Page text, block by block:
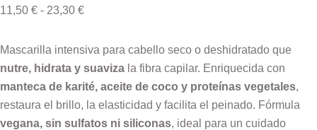
11,50 € - 23,30 €
Mascarilla intensiva para cabello seco o deshidratado que
nutre, hidrata y suaviza la fibra capilar. Enriquecida con
manteca de karité, aceite de coco y proteínas vegetales,
restaura el brillo, la elasticidad y facilita el peinado. Fórmula
vegana, sin sulfatos ni siliconas, ideal para un cuidado